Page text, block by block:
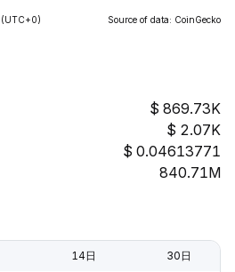
(UTC+0) Source of data: CoinGecko
869.73K
2.07K
0.04613771
840.71M
14日 30日